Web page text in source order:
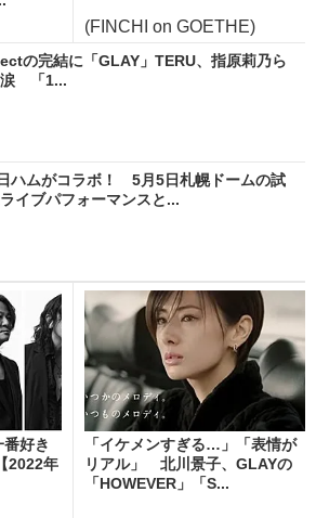
(FINCHI on GOETHE)
の完結に「GLAY」TERU、指原莉乃ら
涙 「1...
ハムがコラボ！ 5月5日札幌ドームの試
イブパフォーマンスと...
番好き
2022年
「イケメンすぎる…」「表情が
リアル」 北川景子、GLAYの
「HOWEVER」「S...